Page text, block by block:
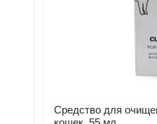
Средство для